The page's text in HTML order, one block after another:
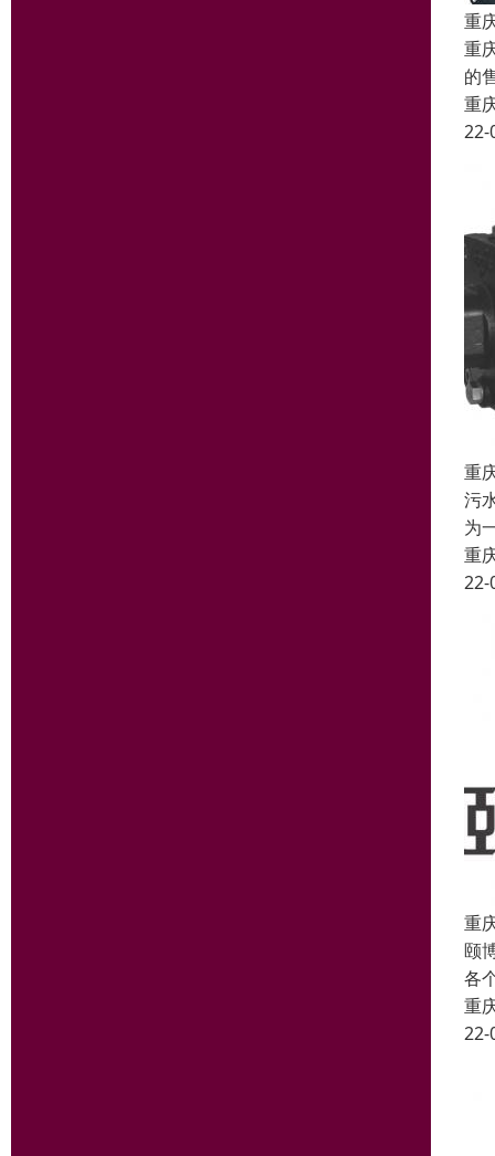
重
重
的
重
22-
重
污
为
重
22-
重
颐
各
重
22-